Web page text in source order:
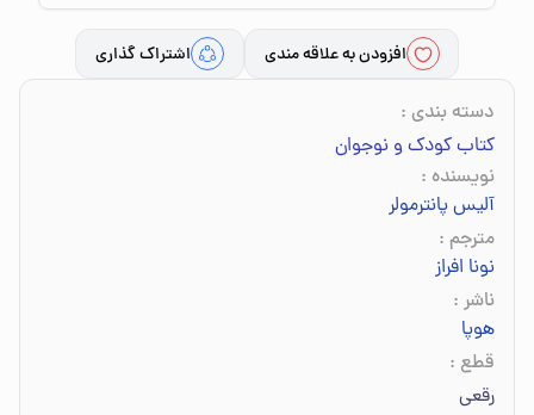
افزودن به علاقه مندی اشتراک گذاری
دسته بندی :
کتاب کودک و نوجوان
نویسنده :
آلیس پانترمولر
مترجم :
نونا افراز
ناشر :
هوپا
قطع :
رقعی